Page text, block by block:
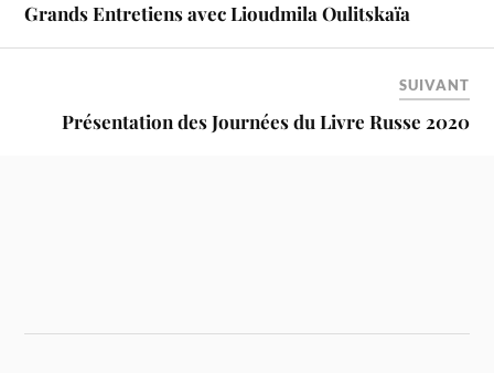
Grands Entretiens avec Lioudmila Oulitskaïa
SUIVANT
Présentation des Journées du Livre Russe 2020